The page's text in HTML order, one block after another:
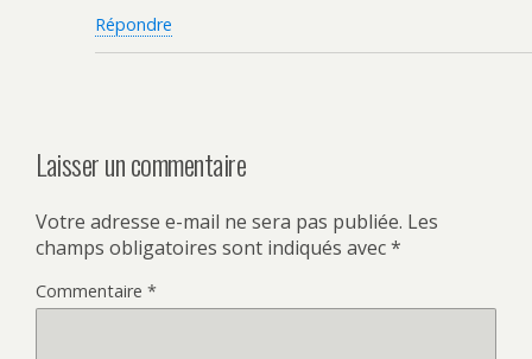
Répondre
Laisser un commentaire
Votre adresse e-mail ne sera pas publiée. Les
champs obligatoires sont indiqués avec*
Commentaire *